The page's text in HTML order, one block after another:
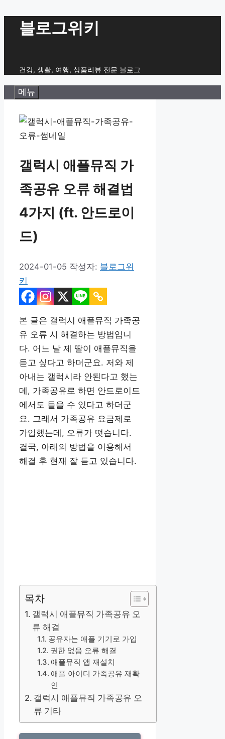
블로그위키
건강, 생활, 여행, 상품리뷰 전문 블로그
메뉴
갤럭시 애플뮤직 가
족공유 오류 해결법
4가지 (ft. 안드로이
드)
2024-01-05 작성자: 블로그위
키
본 글은 갤럭시 애플뮤직 가족공
유 오류 시 해결하는 방법입니
다. 어느 날 제 딸이 애플뮤직을
듣고 싶다고 하더군요. 저와 제
아내는 갤럭시라 안된다고 했는
데, 가족공유로 하면 안드로이드
에서도 들을 수 있다고 하더군
요. 그래서 가족공유 요금제로
가입했는데, 오류가 떳습니다.
결국, 아래의 방법을 이용해서
해결 후 현재 잘 듣고 있습니다.
목차
갤럭시 애플뮤직 가족공유 오
류 해결
공유자는 애플 기기로 가입
권한 없음 오류 해결
애플뮤직 앱 재설치
애플 아이디 가족공유 재확
인
갤럭시 애플뮤직 가족공유 오
류 기타